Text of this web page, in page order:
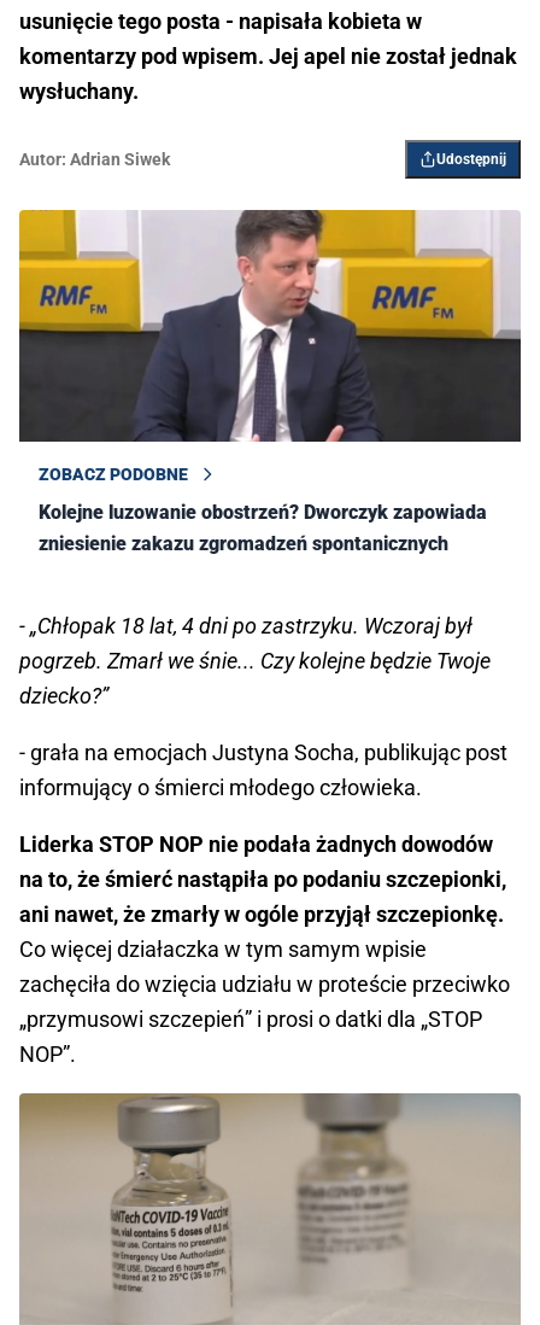
usunięcie tego posta - napisała kobieta w
komentarzy pod wpisem. Jej apel nie został jednak
wysłuchany.
Autor: Adrian Siwek Udostępnij
ZOBACZ PODOBNE
Kolejne luzowanie obostrzeń? Dworczyk zapowiada
zniesienie zakazu zgromadzeń spontanicznych
- „Chłopak 18 lat, 4 dni po zastrzyku. Wczoraj był
pogrzeb. Zmarł we śnie... Czy kolejne będzie Twoje
dziecko?”
- grała na emocjach Justyna Socha, publikując post
informujący o śmierci młodego człowieka.
Liderka STOP NOP nie podała żadnych dowodów
na to, że śmierć nastąpiła po podaniu szczepionki,
ani nawet, że zmarły w ogóle przyjął szczepionkę.
Co więcej działaczka w tym samym wpisie
zachęciła do wzięcia udziału w proteście przeciwko
„przymusowi szczepień” i prosi o datki dla „STOP
NOP”.